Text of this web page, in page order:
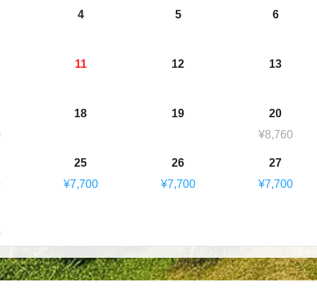
4 5 6
11 12 13
18 19
20
¥8,760
25
¥7,700
26
¥7,700
27
¥7,700